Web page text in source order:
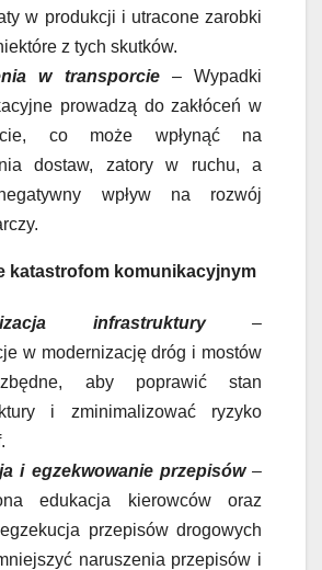
w produkcji i utracone zarobki
z tych skutków.
w transporcie– Wypadki
prowadzą do zakłóceń w
co może wpłynąć na
dostaw, zatory w ruchu, a
wpływ na rozwój
katastrofom komunikacyjnym
infrastruktury–
w modernizację dróg i mostów
aby poprawić stan
i zminimalizować ryzyko
i egzekwowanie przepisów–
edukacja kierowców oraz
przepisów drogowych
naruszenia przepisów i